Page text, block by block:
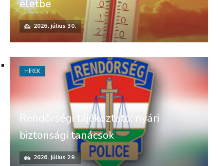
életbe
2026. július 30.
Rendőrségi tájékoztató: nyári
biztonsági tanácsok
2026. július 29.
HÍREK